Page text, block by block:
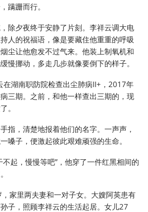
蹒跚而行。
除夕夜终于安静了片刻。李祥云调大电
人的祝福语，像是要藏住他重重的呼吸
尘让他愈发不过气来。他装上制氧机和
慢挪动，多走几步就像要倒下的样子。
在湖南职防院检查出尘肺病II+，2017年
三期。之前，和他一样查出三期的，现
。
指，清楚地报着他们的名字。一声声，
嗓子，便激起彼此艰难顽强的生命。
不起，慢慢等吧”，他穿了一件红黑相间的
家里两夫妻和一对子女。大嫂阿英患有
子，照顾李祥云的生活起居。女儿27